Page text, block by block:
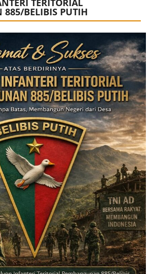
TERITORIAL
885/BELIBIS PUTIH